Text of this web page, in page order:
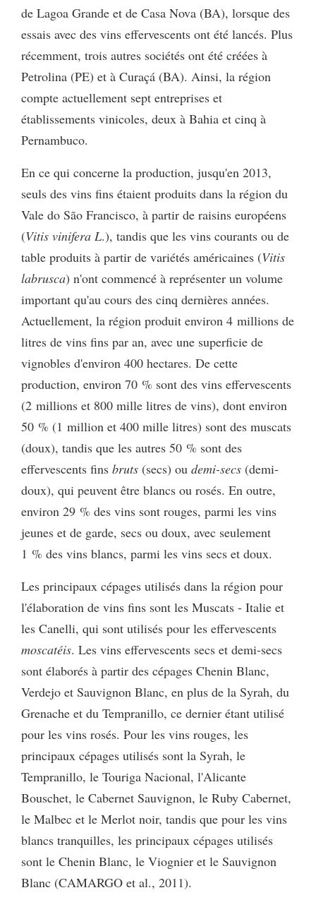
de Lagoa Grande et de Casa Nova (BA), lorsque des
essais avec des vins effervescents ont été lancés. Plus
récemment, trois autres sociétés ont été créées à
Petrolina (PE) et à Curaçá (BA). Ainsi, la région
compte actuellement sept entreprises et
établissements vinicoles, deux à Bahia et cinq à
Pernambuco.
En ce qui concerne la production, jusqu'en 2013,
seuls des vins fins étaient produits dans la région du
Vale do São Francisco, à partir de raisins européens
(Vitis vinifera L.), tandis que les vins courants ou de
table produits à partir de variétés américaines (Vitis
labrusca) n'ont commencé à représenter un volume
important qu'au cours des cinq dernières années.
Actuellement, la région produit environ 4 millions de
litres de vins fins par an, avec une superficie de
vignobles d'environ 400 hectares. De cette
production, environ 70 % sont des vins effervescents
(2 millions et 800 mille litres de vins), dont environ
50 % (1 million et 400 mille litres) sont des muscats
(doux), tandis que les autres 50 % sont des
effervescents fins bruts (secs) ou demi-secs (demi-
doux), qui peuvent être blancs ou rosés. En outre,
environ 29 % des vins sont rouges, parmi les vins
jeunes et de garde, secs ou doux, avec seulement
1 % des vins blancs, parmi les vins secs et doux.
Les principaux cépages utilisés dans la région pour
l'élaboration de vins fins sont les Muscats - Italie et
les Canelli, qui sont utilisés pour les effervescents
moscatéis. Les vins effervescents secs et demi-secs
sont élaborés à partir des cépages Chenin Blanc,
Verdejo et Sauvignon Blanc, en plus de la Syrah, du
Grenache et du Tempranillo, ce dernier étant utilisé
pour les vins rosés. Pour les vins rouges, les
principaux cépages utilisés sont la Syrah, le
Tempranillo, le Touriga Nacional, l'Alicante
Bouschet, le Cabernet Sauvignon, le Ruby Cabernet,
le Malbec et le Merlot noir, tandis que pour les vins
blancs tranquilles, les principaux cépages utilisés
sont le Chenin Blanc, le Viognier et le Sauvignon
Blanc (CAMARGO et al., 2011).